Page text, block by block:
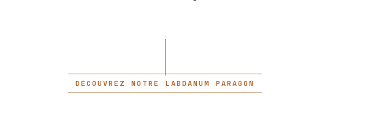
DÉCOUVREZ NOTRE LABDANUM PARAGON